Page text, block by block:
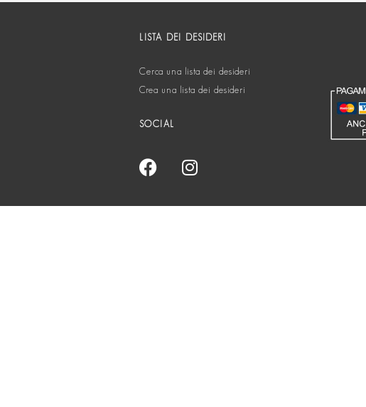
LISTA DEI DESIDERI
Cerca una lista dei desideri
Crea una lista dei desideri
SOCIAL